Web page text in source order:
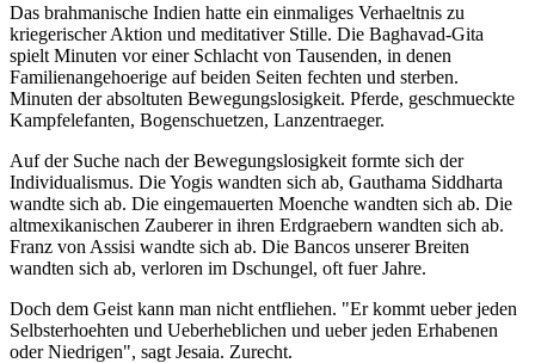
Das brahmanische Indien hatte ein einmaliges Verhaeltnis zu
kriegerischer Aktion und meditativer Stille. Die Baghavad-Gita
spielt Minuten vor einer Schlacht von Tausenden, in denen
Familienangehoerige auf beiden Seiten fechten und sterben.
Minuten der absoltuten Bewegungslosigkeit. Pferde, geschmueckte
Kampfelefanten, Bogenschuetzen, Lanzentraeger.
Auf der Suche nach der Bewegungslosigkeit formte sich der
Individualismus. Die Yogis wandten sich ab, Gauthama Siddharta
wandte sich ab. Die eingemauerten Moenche wandten sich ab. Die
altmexikanischen Zauberer in ihren Erdgraebern wandten sich ab.
Franz von Assisi wandte sich ab. Die Bancos unserer Breiten
wandten sich ab, verloren im Dschungel, oft fuer Jahre.
Doch dem Geist kann man nicht entfliehen. "Er kommt ueber jeden
Selbsterhoehten und Ueberheblichen und ueber jeden Erhabenen
oder Niedrigen", sagt Jesaia. Zurecht.